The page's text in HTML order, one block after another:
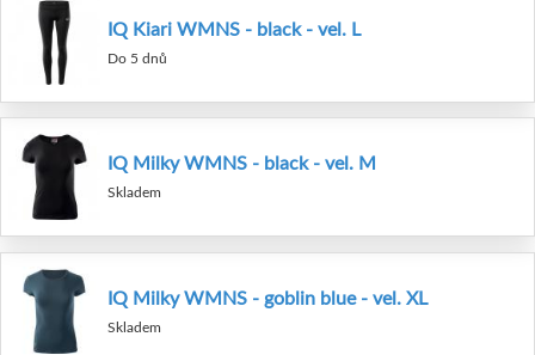
IQ Kiari WMNS - black - vel. L
Do 5 dnů
IQ Milky WMNS - black - vel. M
Skladem
IQ Milky WMNS - goblin blue - vel. XL
Skladem